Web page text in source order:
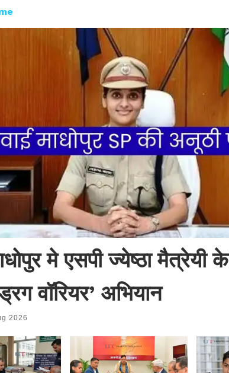
मे एसपी ज्येष्ठा मैत्रेयी
वॉरियर’ अभियान
2026